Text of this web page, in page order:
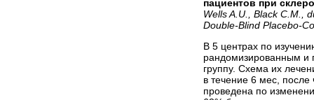
пациентов при
Wells A.U., Black C.M.,
Double-Blind Placebo-
В 5 центрах по
рандомизированным и
группу. Схема их
в течение 6 мес,
проведена по